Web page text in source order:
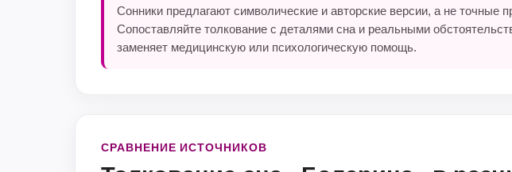
Сонники предлагают символические и авторские версии, а не точные
Сопоставляйте толкование с деталями сна и реальными
заменяет медицинскую или психологическую помощь.
СРАВНЕНИЕ ИСТОЧНИКОВ